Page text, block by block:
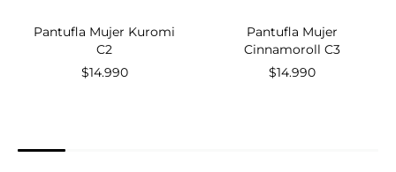
Pantufla Mujer Kuromi
C2
$14.990
Pantufla Mujer
Cinnamoroll C3
$14.990